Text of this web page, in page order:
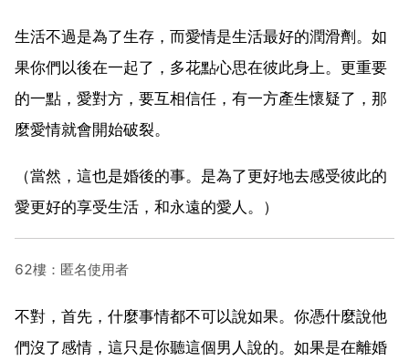
生活不過是為了生存，而愛情是生活最好的潤滑劑。如
果你們以後在一起了，多花點心思在彼此身上。更重要
的一點，愛對方，要互相信任，有一方產生懷疑了，那
麼愛情就會開始破裂。
（當然，這也是婚後的事。是為了更好地去感受彼此的
愛更好的享受生活，和永遠的愛人。）
62樓：匿名使用者
不對，首先，什麼事情都不可以說如果。你憑什麼說他
們沒了感情，這只是你聽這個男人說的。如果是在離婚